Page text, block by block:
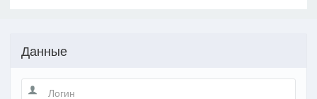
Данные